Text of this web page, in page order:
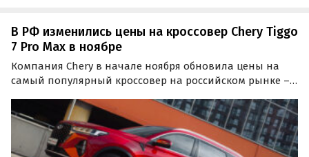
В РФ изменились цены на кроссовер Chery Tiggo
7 Pro Max в ноябре
Компания Chery в начале ноября обновила цены на
самый популярный кроссовер на российском рынке –
подешевел, а в трех других, наоборот, подорожал на
символические 100 рублей, сообщает портал…